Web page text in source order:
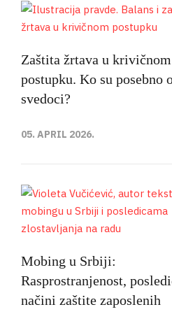
Zaštita žrtava u krivičnom
postupku. Ko su posebno
svedoci?
05. APRIL 2026.
Mobing u Srbiji:
Rasprostranjenost,
načini zaštite zaposlenih